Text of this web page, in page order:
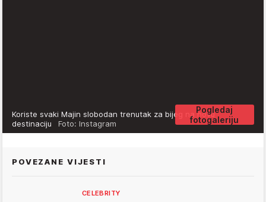
Pogledaj
fotogaleriju
Koriste svaki Majin slobodan trenutak za bijeg na novu
destinaciju Foto: Instagram
POVEZANE VIJESTI
CELEBRITY